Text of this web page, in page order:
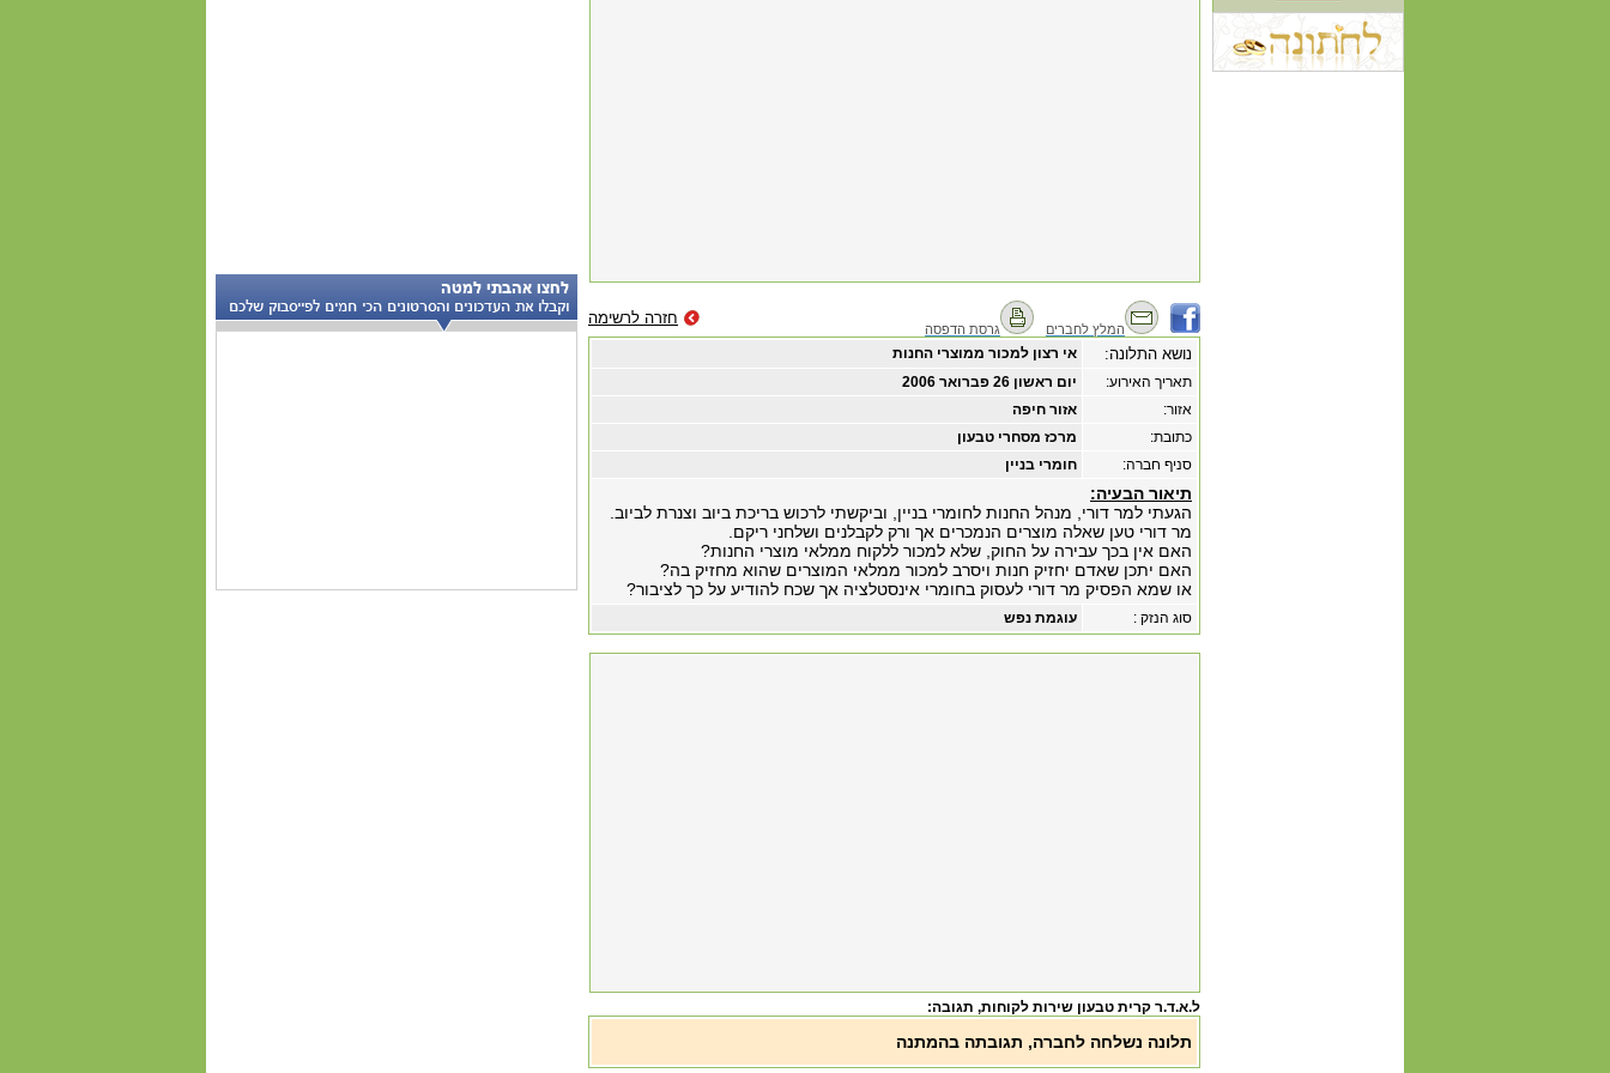
חזרה לרשימה
גרסת הדפסה המלץ לחברים
אי רצון למכור ממוצרי החנות נושא התלונה:
‏יום ראשון ‏26 ‏פברואר ‏2006
תאריך האירוע:
אזור חיפה
אזור:
מרכז מסחרי טבעון
כתובת:
חומרי בניין
סניף חברה:
תיאור הבעיה:
הגעתי למר דורי, מנהל החנות לחומרי בניין, וביקשתי לרכוש בריכת ביוב וצנרת לביוב.
מר דורי טען שאלה מוצרים הנמכרים אך ורק לקבלנים ושלחני ריקם.
האם אין בכך עבירה על החוק, שלא למכור ללקוח ממלאי מוצרי החנות?
האם יתכן שאדם יחזיק חנות ויסרב למכור ממלאי המוצרים שהוא מחזיק בה?
או שמא הפסיק מר דורי לעסוק בחומרי אינסטלציה אך שכח להודיע על כך לציבור?
עוגמת נפש סוג הנזק :
ל.א.ד.ר קרית טבעון שירות לקוחות, תגובה:
תלונה נשלחה לחברה, תגובתה בהמתנה